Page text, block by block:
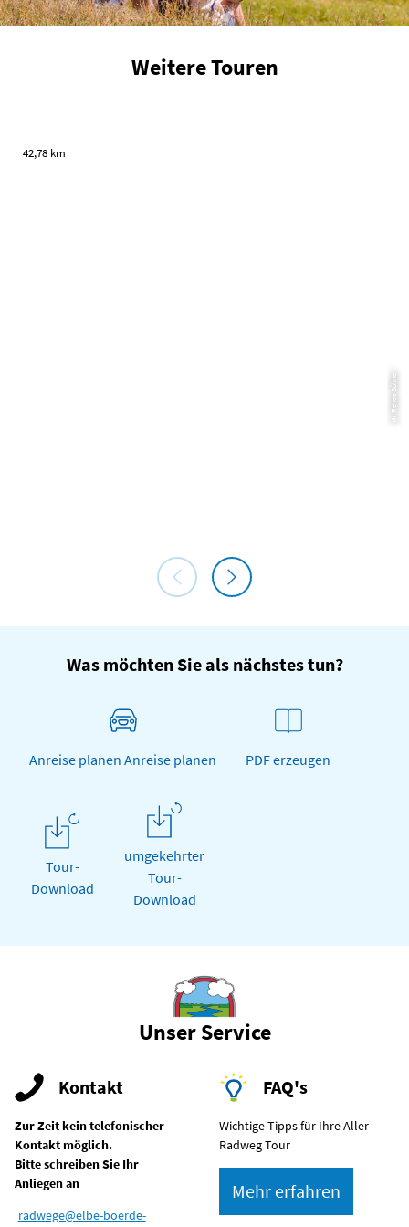
Weitere Touren
42,78 km
© Renee Söhner
Was möchten Sie als nächstes tun?
Anreise planen Anreise planen PDF erzeugen
Tour-
Download
umgekehrter
Tour-
Download
Unser Service
Kontakt
Zur Zeit kein telefonischer
Kontakt möglich.
Bitte schreiben Sie Ihr
Anliegen an
radwege@elbe-boerde-
FAQ's
Wichtige Tipps für Ihre Aller-
Radweg Tour
Mehr erfahren